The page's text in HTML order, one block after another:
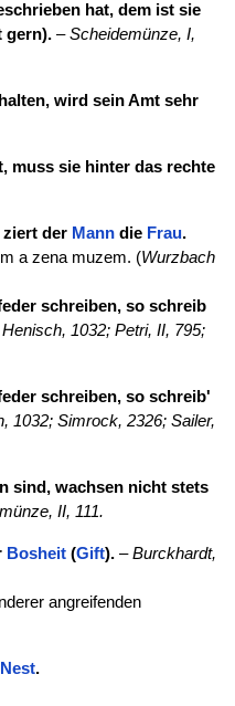
hat, dem ist sie
gern).–Scheidemünze, I,
wird sein Amt sehr
muss sie hinter das rechte
ziert der Manndie Frau.
a zena muzem. (Wurzbach
schreiben, so schreib
Henisch, 1032; Petri, II, 795;
schreiben, so schreib'
1032; Simrock, 2326; Sailer,
sind, wachsen nicht stets
II, 111.
Bosheit(Gift).–Burckhardt,
angreifenden
Nest.